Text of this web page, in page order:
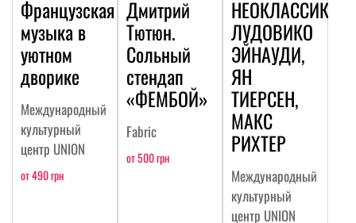
Французская
музыка в
уютном
дворике
Международный
культурный
центр UNION
от 490 грн
Дмитрий
Тютюн.
Сольный
стендап
«ФЕМБОЙ»
Fabric
от 500 грн
НЕОКЛАССИКА:
ЛУДОВИКО
ЭЙНАУДИ,
ЯН
ТИЕРСЕН,
МАКС
РИХТЕР
Международный
культурный
центр UNION